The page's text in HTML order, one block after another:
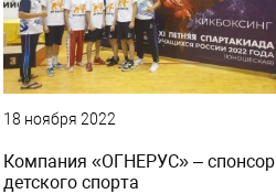
18 ноября 2022
Компания «ОГНЕРУС» – спонсор
детского спорта